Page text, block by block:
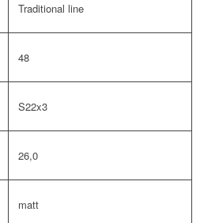
Traditional line
48
S22x3
26,0
matt